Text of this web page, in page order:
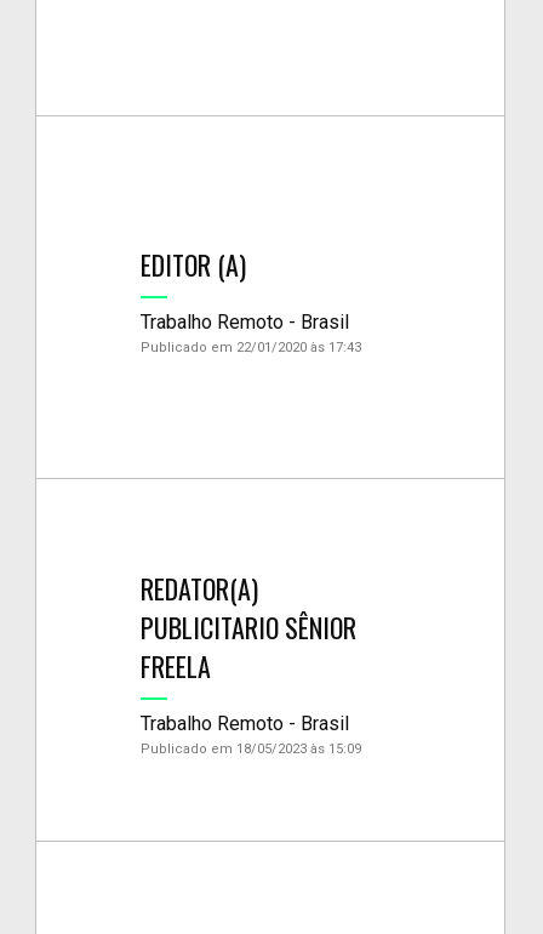
EDITOR (A)
Trabalho Remoto - Brasil
Publicado em 22/01/2020 às 17:43
REDATOR(A)
PUBLICITARIO SÊNIOR
FREELA
Trabalho Remoto - Brasil
Publicado em 18/05/2023 às 15:09